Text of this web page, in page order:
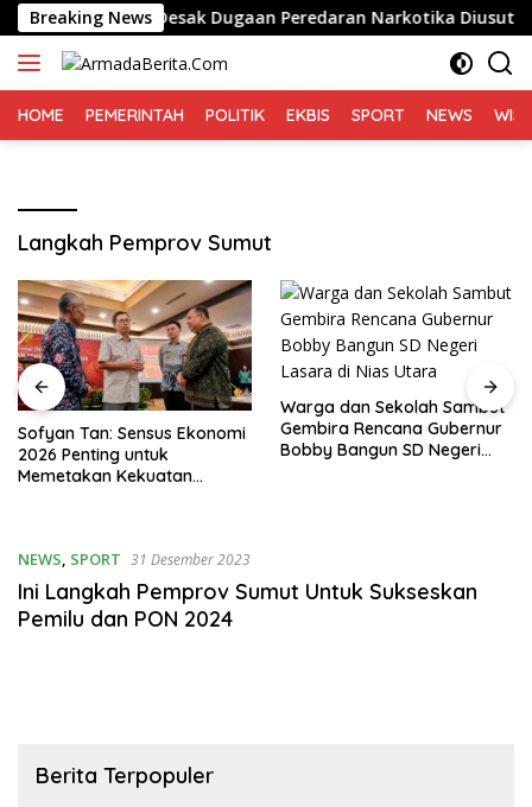
Langsung
ke
konten
Breaking News
di Medan, Desak Dugaan Peredaran Narkotika Diusut
HOME PEMERINTAH POLITIK EKBIS SPORT NEWS
Langkah Pemprov Sumut
Sofyan Tan: Sensus Ekonomi
2026 Penting untuk
Memetakan Kekuatan
Warga dan Sekolah Sambut
Gembira Rencana Gubernur
Bobby Bangun SD Negeri
NEWS, SPORT 31 Desember 2023
Ini Langkah Pemprov Sumut Untuk Sukseskan
Pemilu dan PON 2024
Berita Terpopuler